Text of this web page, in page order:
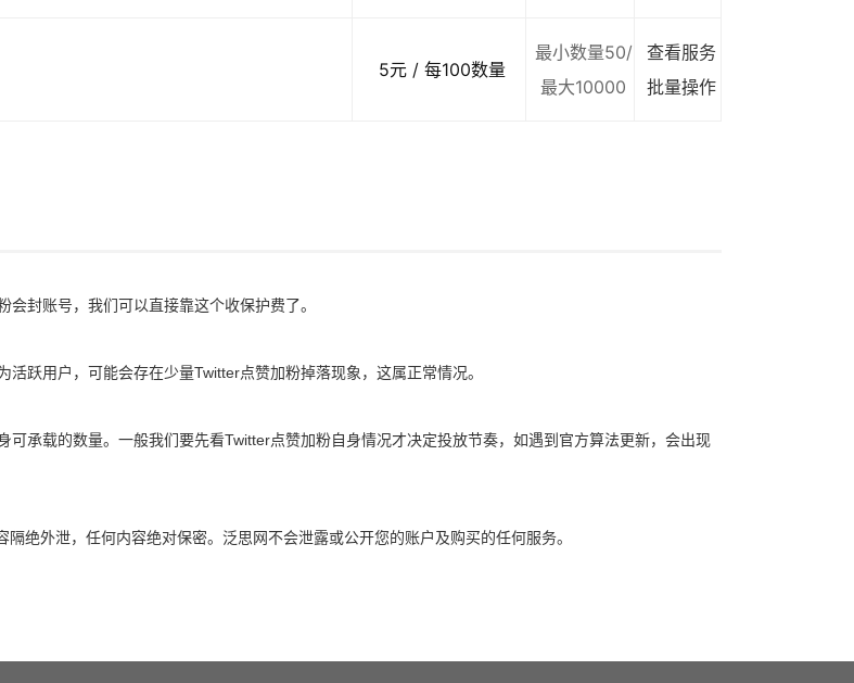
5元 / 每100数量
最小数量50/
最大10000
查看服务
批量操作
封账号，我们可以直接靠这个收保护费了。
跃用户，可能会存在少量Twitter点赞加粉掉落现象，这属正常情况。
承载的数量。一般我们要先看Twitter点赞加粉自身情况才决定投放节奏，如遇到官方算法更新，会出现
绝外泄，任何内容绝对保密。泛思网不会泄露或公开您的账户及购买的任何服务。